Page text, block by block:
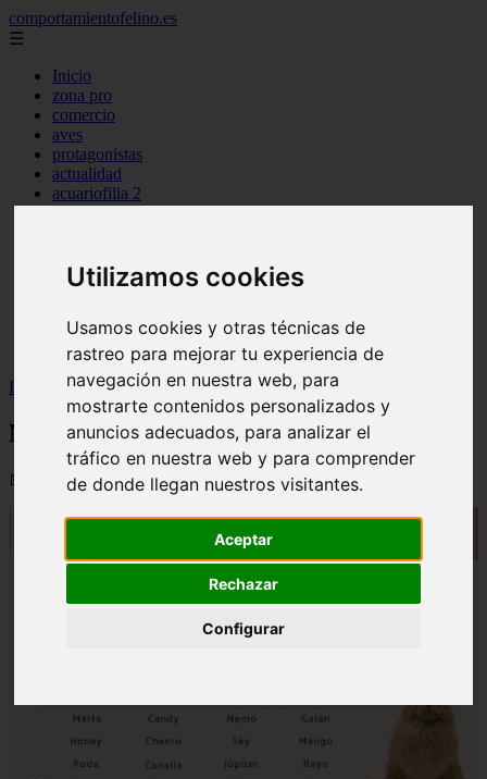
Utilizamos cookies
Usamos cookies y otras técnicas de
rastreo para mejorar tu experiencia de
navegación en nuestra web, para
mostrarte contenidos personalizados y
anuncios adecuados, para analizar el
tráfico en nuestra web y para comprender
de donde llegan nuestros visitantes.
Aceptar
Rechazar
Configurar
comportamientofelino.es
☰
Inicio
zona pro
comercio
aves
protagonistas
actualidad
acuariofilia 2
nombres para gatos
novedades
uncategorized
zona pro
Inicio
gatos2 >Nombres para Gatos Rojos
Nombres para Gatos Rojos
📅 12/06/2025